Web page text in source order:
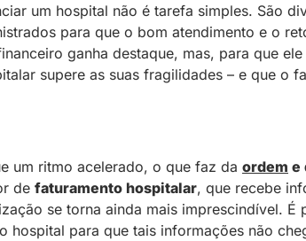
um hospital não é tarefa simples. São
para que o bom atendimento e o
ganha destaque, mas, para que
supere as suas fragilidades – e que o
um ritmo acelerado, o que faz da ordem e
de faturamento hospitalar, que recebe
se torna ainda mais imprescindível. É
hospital para que tais informações não